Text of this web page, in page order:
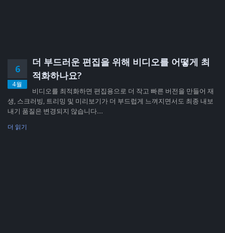
6
4월
더 부드러운 편집을 위해 비디오를 어떻게 최
적화하나요?
비디오를 최적화하면 편집용으로 더 작고 빠른 버전을 만들어 재
생, 스크러빙, 트리밍 및 미리보기가 더 부드럽게 느껴지면서도 최종 내보
내기 품질은 변경되지 않습니다....
더 읽기